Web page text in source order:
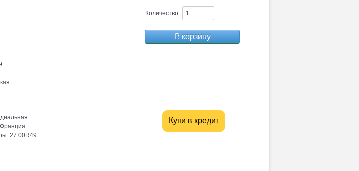
Количество:
Франция
27.00R49